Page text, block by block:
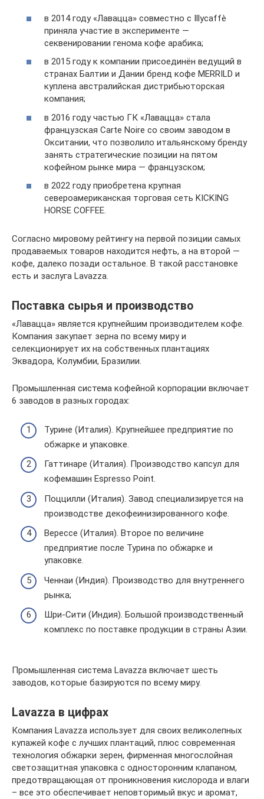
в 2014 году «Лавацца» совместно с Illycaffè
приняла участие в эксперименте —
секвенировании генома кофе арабика;
в 2015 году к компании присоединён ведущий в
странах Балтии и Дании бренд кофе MERRILD и
куплена австралийская дистрибьюторская
компания;
в 2016 году частью ГК «Лавацца» стала
французская Carte Noire со своим заводом в
Окситании, что позволило итальянскому бренду
занять стратегические позиции на пятом
кофейном рынке мира — французском;
в 2022 году приобретена крупная
североамериканская торговая сеть KICKING
HORSE COFFEE.
Согласно мировому рейтингу на первой позиции самых
продаваемых товаров находится нефть, а на второй —
кофе, далеко позади остальное. В такой расстановке
есть и заслуга Lavazza.
Поставка сырья и производство
«Лавацца» является крупнейшим производителем кофе.
Компания закупает зерна по всему миру и
селекционирует их на собственных плантациях
Эквадора, Колумбии, Бразилии.
Промышленная система кофейной корпорации включает
6 заводов в разных городах:
Турине (Италия). Крупнейшее предприятие по
обжарке и упаковке.
Гаттинаре (Италия). Производство капсул для
кофемашин Espresso Point.
Поццилли (Италия). Завод специализируется на
производстве декофеинизированного кофе.
Верессе (Италия). Второе по величине
предприятие после Турина по обжарке и
упаковке.
Ченнаи (Индия). Производство для внутреннего
рынка;
Шри-Сити (Индия). Большой производственный
комплекс по поставке продукции в страны Азии.
Промышленная система Lavazza включает шесть
заводов, которые базируются по всему миру.
Lavazza в цифрах
Компания Lavazza использует для своих великолепных
купажей кофе с лучших плантаций, плюс современная
технология обжарки зерен, фирменная многослойная
светозащитная упаковка с односторонним клапаном,
предотвращающая от проникновения кислорода и влаги
– все это обеспечивает неповторимый вкус и аромат,